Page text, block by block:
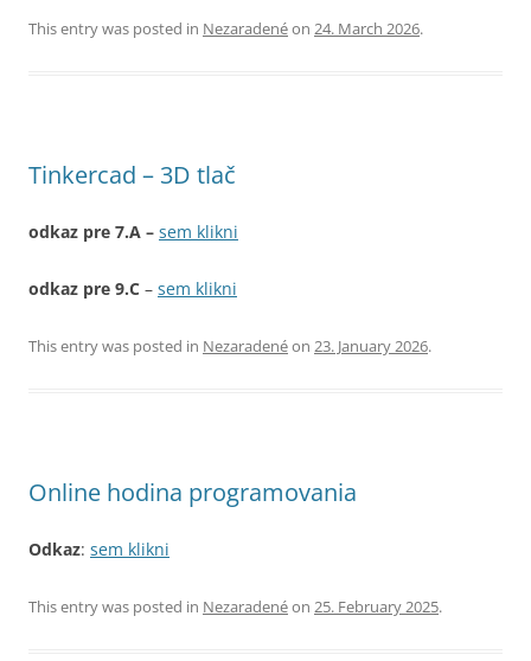
This entry was posted in Nezaradenéon 24. March 2026.
Tinkercad – 3D tlač
odkaz pre 7.A – sem klikni
odkaz pre 9.C – sem klikni
This entry was posted in Nezaradenéon 23. January 2026.
Online hodina programovania
Odkaz: sem klikni
This entry was posted in Nezaradenéon 25. February 2025.